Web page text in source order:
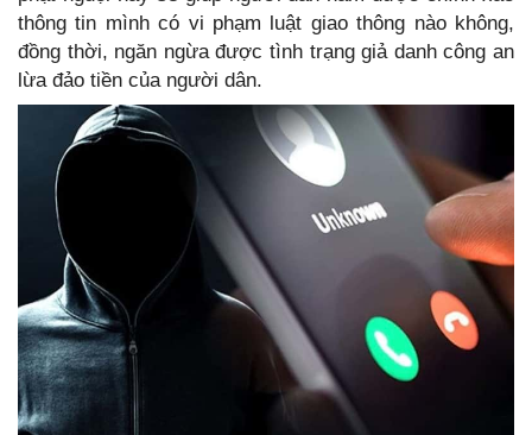
thông tin mình có vi phạm luật giao thông nào không,
đồng thời, ngăn ngừa được tình trạng giả danh công an
lừa đảo tiền của người dân.